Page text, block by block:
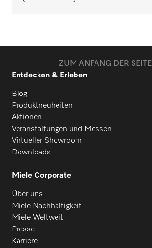
ZUM ANFANG DER SEITE
Entdecken & Erleben
Blog
Produktneuheiten
Aktionen
Veranstaltungen und Messen
Virtueller Showroom
Downloads
Miele Corporate
Über uns
Miele Nachhaltigkeit
Miele Weltweit
Presse
Karriere